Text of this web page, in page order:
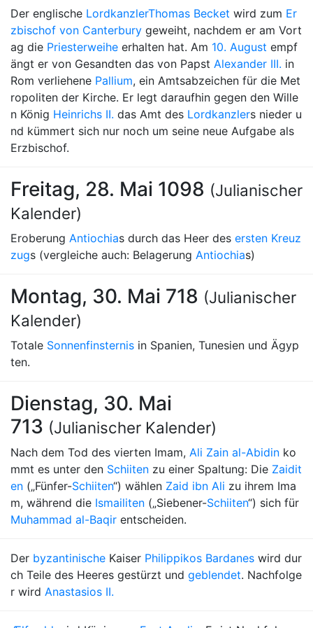
Der englische LordkanzlerThomas Becket wird zum Er
zbischof von Canterbury geweiht, nachdem er am Vort
ag die Priesterweihe erhalten hat. Am 10. August empf
ängt er von Gesandten das von Papst Alexander III. in
Rom verliehene Pallium, ein Amtsabzeichen für die Met
ropoliten der Kirche. Er legt daraufhin gegen den Wille
n König Heinrichs II. das Amt des Lordkanzlers nieder u
nd kümmert sich nur noch um seine neue Aufgabe als
Erzbischof.
Freitag, 28. Mai 1098 (Julianischer
Kalender)
Eroberung Antiochias durch das Heer des ersten Kreuz
zugs (vergleiche auch: Belagerung Antiochias)
Montag, 30. Mai 718 (Julianischer
Kalender)
Totale Sonnenfinsternis in Spanien, Tunesien und Ägyp
ten.
Dienstag, 30. Mai
713 (Julianischer Kalender)
Nach dem Tod des vierten Imam, Ali Zain al-Abidin ko
mmt es unter den Schiiten zu einer Spaltung: Die Zaidit
en („Fünfer-Schiiten“) wählen Zaid ibn Ali zu ihrem Ima
m, während die Ismailiten („Siebener-Schiiten“) sich für
Muhammad al-Baqir entscheiden.
Der byzantinische Kaiser Philippikos Bardanes wird dur
ch Teile des Heeres gestürzt und geblendet. Nachfolge
r wird Anastasios II.